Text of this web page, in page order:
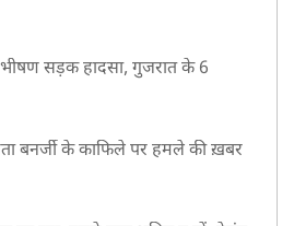
सड़क हादसा, गुजरात के 6
बनर्जी के काफिले पर हमले की ख़बर